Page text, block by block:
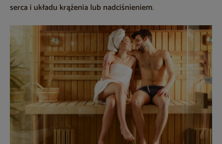
serca i układu krążenia lub nadciśnieniem.